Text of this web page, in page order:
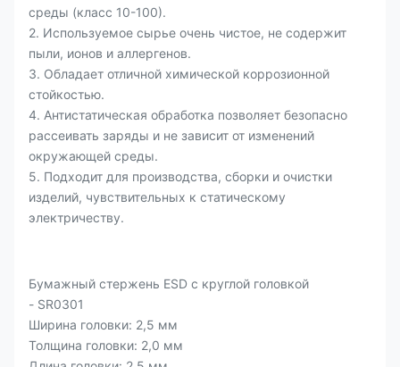
среды (класс 10-100).
2. Используемое сырье очень чистое, не содержит
пыли, ионов и аллергенов.
3. Обладает отличной химической коррозионной
стойкостью.
4. Антистатическая обработка позволяет безопасно
рассеивать заряды и не зависит от изменений
окружающей среды.
5. Подходит для производства, сборки и очистки
изделий, чувствительных к статическому
электричеству.
Бумажный стержень ESD с круглой головкой
- SR0301
Ширина головки: 2,5 мм
Толщина головки: 2,0 мм